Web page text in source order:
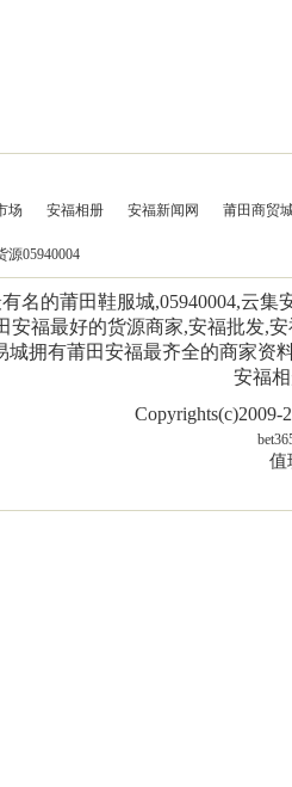
场 安福相册 安福新闻网 莆田商贸
源05940004
名的莆田鞋服城,05940004,云
安福最好的货源商家,安福批发,
城拥有莆田安福最齐全的商家资
安福
Copyrights(c)2009-
值